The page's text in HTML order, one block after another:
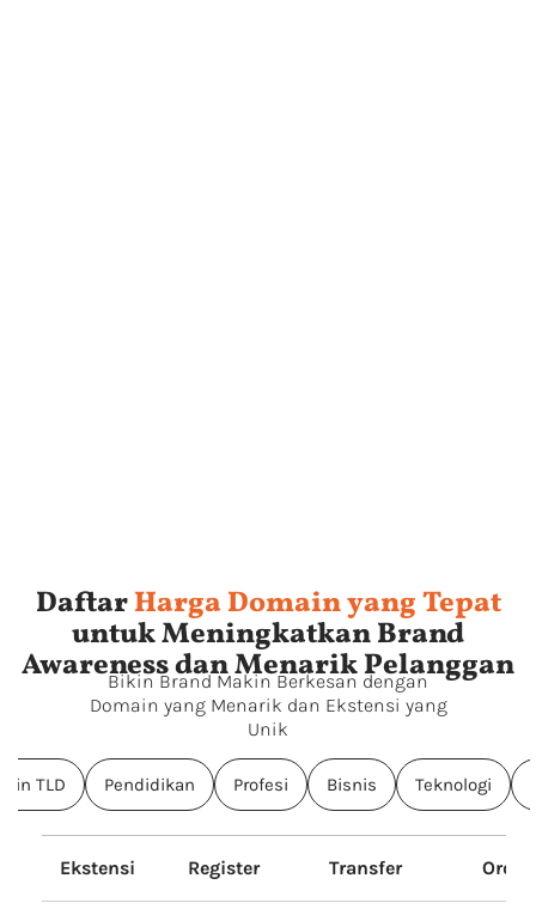
DaftarHarga Domain yang Tepat
untuk Meningkatkan Brand
Awareness dan Menarik Pelanggan
Bikin Brand Makin Berkesan dengan
Domain yang Menarik dan Ekstensi yang
Unik
TLD Pendidikan Profesi Bisnis Teknologi
Ekstensi Register Transfer Order